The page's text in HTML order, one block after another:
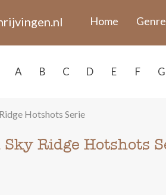
Home
A B C D E F G
Hotshots Serie
Ridge Hotshots